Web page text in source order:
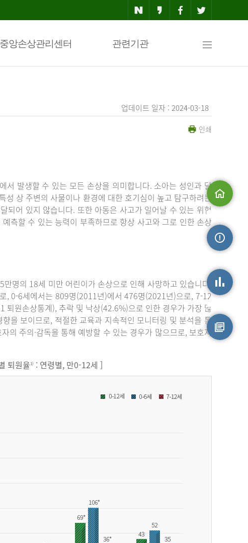
중앙손상관리센터 관련기관
맵
업데이트 일자 : 2024-03-18
인쇄
서 발생할 수 있는 모든 손상을 의미합니다. 소아는 성인과 달
상 주변의 사물이나 환경에 대한 호기심이 높고 탐구하려는
되어 있지 않습니다. 또한 아동은 사고가 일어날 수 있는 위험
측할 수 있는 능력이 부족하므로 항상 사고와 그로 인한 손상
명의 18세 미만 어린이가 손상으로 인해 사망하고 있습니다.
, 0-6세에서는 809명(2011년)에서 476명(2021년)으로, 7-12
원손상통계), 추락 및 낙상(42.6%)으로 인한 경우가 가장 많
을 보이므로, 적절한 교육과 지속적인 모니터링 및 분석을 통
의 주의·감독을 통해 예방할 수 있는 경우가 많으므로, 보호자
퇴원율1) : 연령별, 만0-12세 ]
메인으로
손상통계